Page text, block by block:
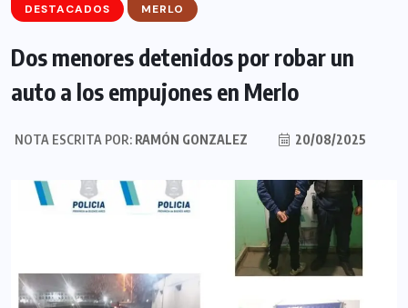
DESTACADOS MERLO
Dos menores detenidos por robar un
auto a los empujones en Merlo
NOTA ESCRITA POR: RAMÓN GONZALEZ 20/08/2025